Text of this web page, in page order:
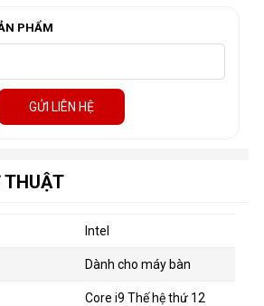
PHẨM
GỬI LIÊN HỆ
THUẬT
Intel
Dành cho máy bàn
Core i9 Thế hệ thứ 12